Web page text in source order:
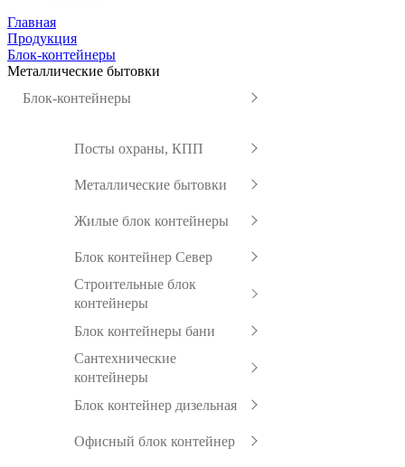
Главная
Продукция
Блок-контейнеры
Металлические бытовки
Блок-контейнеры
Посты охраны, КПП
Металлические бытовки
Жилые блок контейнеры
Блок контейнер Север
Строительные блок
контейнеры
Блок контейнеры бани
Сантехнические
контейнеры
Блок контейнер дизельная
Офисный блок контейнер